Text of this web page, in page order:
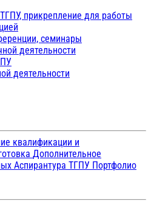
прикрепление для работы
семинары
деятельности
деятельности
квалификации и
Дополнительное
Аспирантура ТГПУ Портфолио